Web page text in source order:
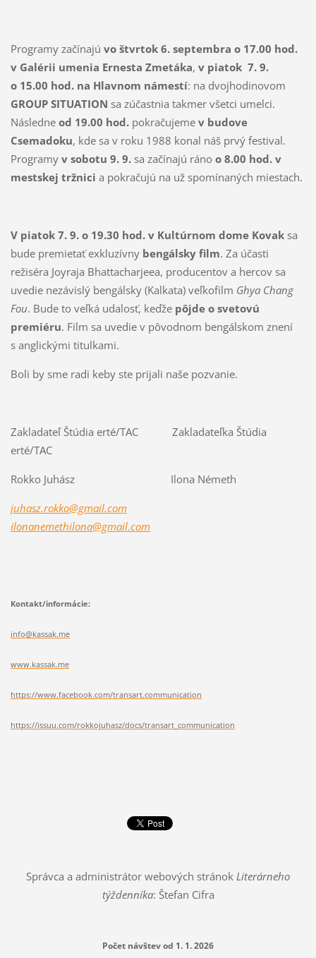
Programy začínajú vo štvrtok 6. septembra o 17.00 hod.
v Galérii umenia Ernesta Zmetáka, v piatok 7. 9.
o 15.00 hod. na Hlavnom námestí: na dvojhodinovom
GROUP SITUATION sa zúčastnia takmer všetci umelci.
Následne od 19.00 hod.pokračujeme v budove
Csemadoku, kde sa v roku 1988 konal náš prvý festival.
Programy v sobotu 9. 9.sa začínajú ráno o 8.00 hod. v
mestskej tržnici a pokračujú na už spomínaných miestach.
V piatok 7. 9. o 19.30 hod. v Kultúrnom dome Kovaksa
bude premietať exkluzívny bengálsky film. Za účasti
režiséra Joyraja Bhattacharjeea, producentov a hercov sa
uvedie nezávislý bengálsky (Kalkata) veľkofilm Ghya Chang
Fou. Bude to veľká udalosť, keďže pôjde o svetovú
premiéru. Film sa uvedie v pôvodnom bengálskom znení
s anglickými titulkami.
Boli by sme radi keby ste prijali naše pozvanie.
Zakladateľ Štúdia erté/TAC Zakladateľka Štúdia
erté/TAC
Rokko Juhász Ilona Németh
juhasz.rokko@gmail.com
ilonanemethilona@gmail.com
Kontakt/informácie:
info@kassak.me
www.kassak.me
https://www.facebook.com/transart.communication
https://issuu.com/rokkojuhasz/docs/transart_communication
Správca a administrátor webových stránok Literárneho
týždenníka: Štefan Cifra
Počet návštev od 1. 1. 2026